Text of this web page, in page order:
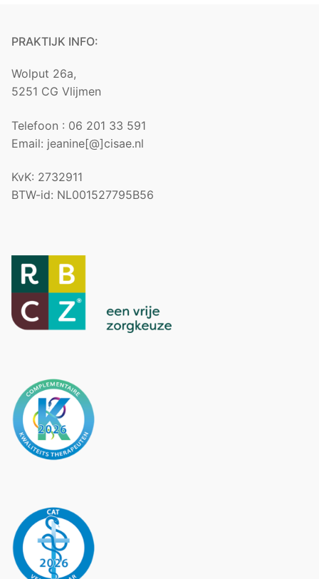
PRAKTIJK INFO:
Wolput 26a,
5251 CG Vlijmen
Telefoon : 06 201 33 591
Email: jeanine[@]cisae.nl
KvK: 2732911
BTW-id: NL001527795B56